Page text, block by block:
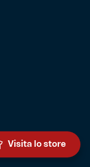
Visita lo store